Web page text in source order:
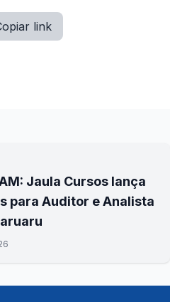
link
Jaula Cursos lança
para Auditor e Analista